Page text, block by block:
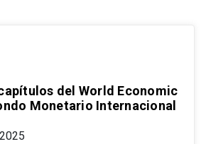
del World Economic
Monetario Internacional